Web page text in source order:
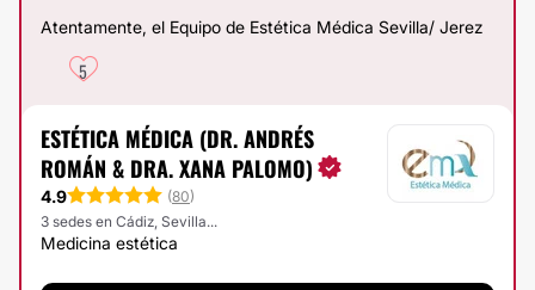
Atentamente, el Equipo de Estética Médica Sevilla/ Jerez
5
ESTÉTICA MÉDICA (DR. ANDRÉS
ROMÁN & DRA. XANA PALOMO)
4.9 (80)
3 sedes en Cádiz, Sevilla...
Medicina estética